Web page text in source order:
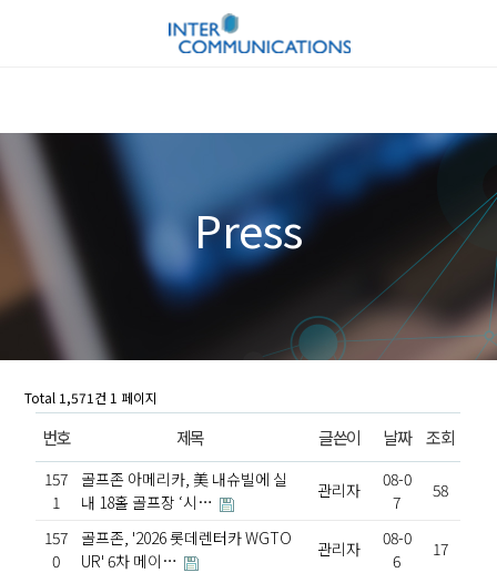
Press
Total 1,571건 1 페이지
번호 제목 글쓴이 날짜 조회
157
1
골프존 아메리카, 美 내슈빌에 실
내 18홀 골프장 ‘시…
관리자
08-0
7
58
157
0
골프존, '2026 롯데렌터카 WGTO
UR' 6차 메이…
관리자
08-0
6
17